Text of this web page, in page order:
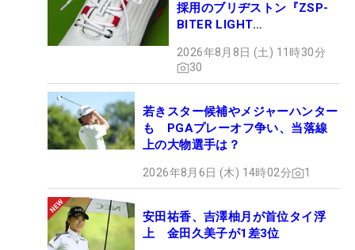
採用のブリヂストン『ZSP-
BITER LIGHT
ュー
2026年8月8日 (土) 11時30分
30
若きスター候補やメジャーハンター
も PGAプレーオフ争い、当落線
上の大物選手は？
2026年8月6日 (木) 14時02分 1
安田祐香、吉澤柚月が首位タイ浮
上 金田久美子が1差3位